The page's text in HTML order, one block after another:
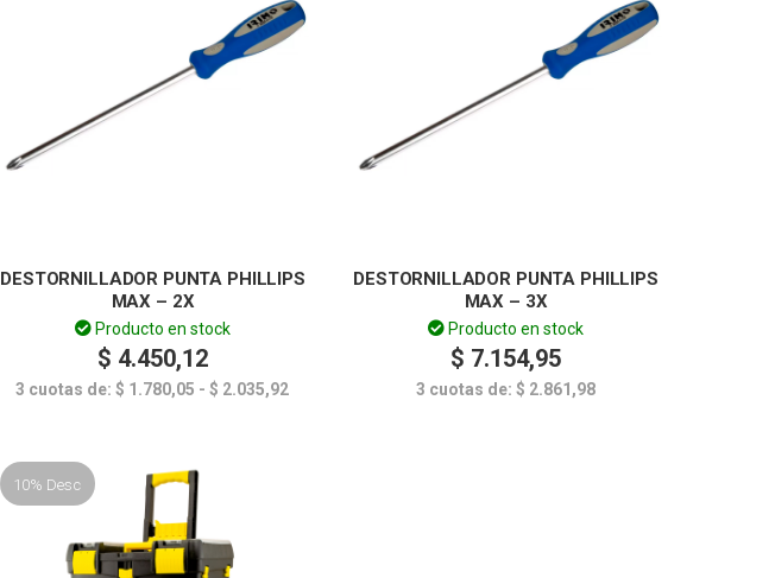
DESTORNILLADOR PUNTA PHILLIPS
MAX – 2X
Producto en stock
$ 4.450,12
3 cuotas de:$ 1.780,05 -$ 2.035,92
DESTORNILLADOR PUNTA PHILLIPS
MAX – 3X
Producto en stock
$ 7.154,95
3 cuotas de: $ 2.861,98
10% Desc